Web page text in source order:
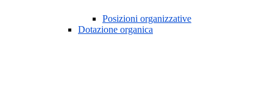
Posizioni organizzative
Dotazione organica